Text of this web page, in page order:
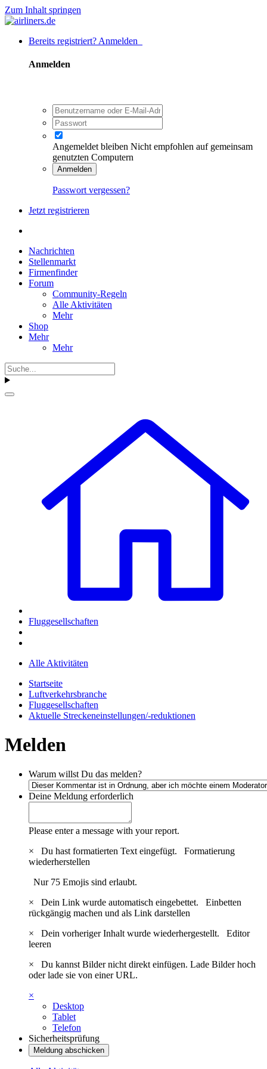
Zum Inhalt springen
Bereits registriert? Anmelden
Anmelden
Angemeldet bleiben Nicht empfohlen auf gemeinsam
genutzten Computern
Anmelden
Passwort vergessen?
Jetzt registrieren
Nachrichten
Stellenmarkt
Firmenfinder
Forum
Community-Regeln
Alle Aktivitäten
Mehr
Shop
Mehr
Mehr
Fluggesellschaften
Alle Aktivitäten
Startseite
Luftverkehrsbranche
Fluggesellschaften
Aktuelle Streckeneinstellungen/-reduktionen
Melden
Warum willst Du das melden?
Deine Meldung erforderlich
Please enter a message with your report.
×
Du hast formatierten Text eingefügt. Formatierung
wiederherstellen
Nur 75 Emojis sind erlaubt.
×
Dein Link wurde automatisch eingebettet. Einbetten
rückgängig machen und als Link darstellen
×
Dein vorheriger Inhalt wurde wiederhergestellt. Editor
leeren
×
Du kannst Bilder nicht direkt einfügen. Lade Bilder hoch
oder lade sie von einer URL.
×
Desktop
Tablet
Telefon
Sicherheitsprüfung
Meldung abschicken